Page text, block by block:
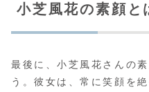
小芝風花の素顔と
最後に、小芝風花さんの
う。彼女は、常に笑顔を